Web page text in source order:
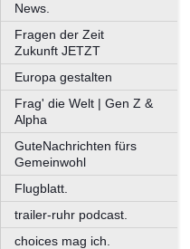
News.
Fragen der Zeit
Zukunft JETZT
Europa gestalten
Frag' die Welt | Gen Z &
Alpha
GuteNachrichten fürs
Gemeinwohl
Flugblatt.
trailer-ruhr podcast.
choices mag ich.